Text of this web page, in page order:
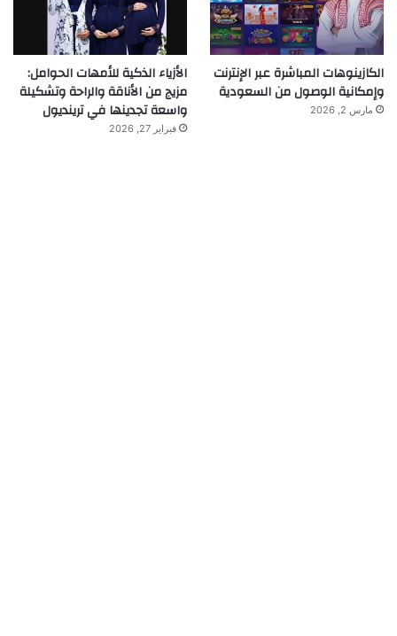
الكازينوهات المباشرة عبر الإنترنت
وإمكانية الوصول من السعودية
مارس 2, 2026
الأزياء الذكية للأمهات الحوامل:
مزيج من الأناقة والراحة وتشكيلة
واسعة تجدينها في ترينديول
فبراير 27, 2026